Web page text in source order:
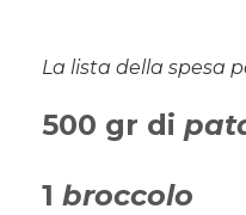
La lista della spesa
500 gr di
1 broccolo